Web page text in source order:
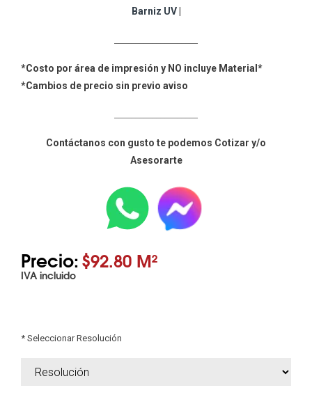
Barniz UV|
*Costo por área de impresión y NO incluye Material*
*Cambios de precio sin previo aviso
Contáctanos con gusto te podemos Cotizar y/o
Asesorarte
Precio:$92.80 M²
IVA incluido
* Seleccionar Resolución